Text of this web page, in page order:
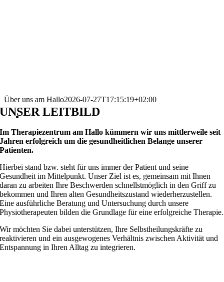
Über uns am Hallo2026-07-27T17:15:19+02:00
UNSER LEITBILD
Im Therapiezentrum am Hallo kümmern wir uns mittlerweile seit
Jahren erfolgreich um die gesundheitlichen Belange unserer
Patienten.
Hierbei stand bzw. steht für uns immer der Patient und seine
Gesundheit im Mittelpunkt. Unser Ziel ist es, gemeinsam mit Ihnen
daran zu arbeiten Ihre Beschwerden schnellstmöglich in den Griff zu
bekommen und Ihren alten Gesundheitszustand wiederherzustellen.
Eine ausführliche Beratung und Untersuchung durch unsere
Physiotherapeuten bilden die Grundlage für eine erfolgreiche Therapie.
Wir möchten Sie dabei unterstützen, Ihre Selbstheilungskräfte zu
reaktivieren und ein ausgewogenes Verhältnis zwischen Aktivität und
Entspannung in Ihren Alltag zu integrieren.